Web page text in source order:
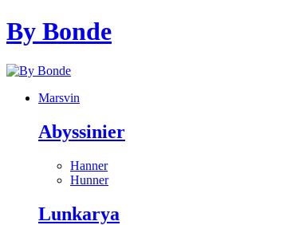
By Bonde
Marsvin
Abyssinier
Hanner
Hunner
Lunkarya